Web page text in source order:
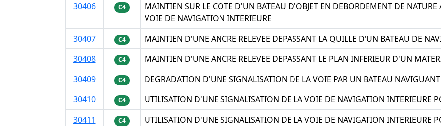
30406
C4
MAINTIEN SUR LE COTE D'UN BATEAU D'OBJET EN DEBORDEMENT DE NATURE
VOIE DE NAVIGATION INTERIEURE
30407
C4
MAINTIEN D'UNE ANCRE RELEVEE DEPASSANT LA QUILLE D'UN BATEAU DE
30408
C4
MAINTIEN D'UNE ANCRE RELEVEE DEPASSANT LE PLAN INFERIEUR D'UN
30409
C4
DEGRADATION D'UNE SIGNALISATION DE LA VOIE PAR UN BATEAU NAVIGUANT
30410
C4
UTILISATION D'UNE SIGNALISATION DE LA VOIE DE NAVIGATION INTERIEURE
30411
C4
UTILISATION D'UNE SIGNALISATION DE LA VOIE DE NAVIGATION INTERIEURE